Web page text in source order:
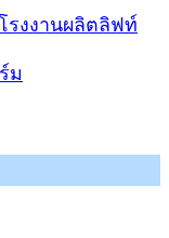
งงานผลิตลิฟท์
ม